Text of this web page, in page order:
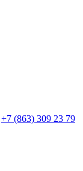
+7 (863) 309 23 79